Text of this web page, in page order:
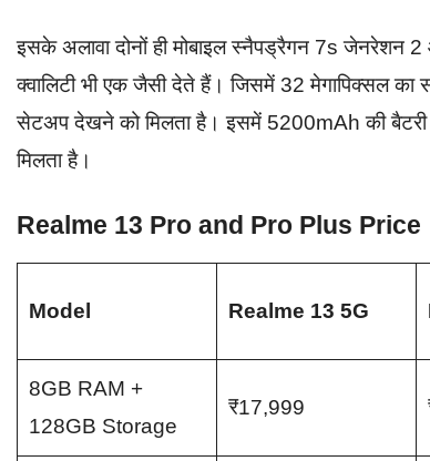
इसके अलावा दोनों ही मोबाइल स्नैपड्रैगन 7s जेनरेशन
क्वालिटी भी एक जैसी देते हैं। जिसमें 32 मेगापिक्सल का
सेटअप देखने को मिलता है। इसमें 5200mAh की बैटरी
मिलता है।
Realme 13 Pro and Pro Plus Price
Model Realme 13 5G
8GB RAM +
128GB Storage
₹17,999